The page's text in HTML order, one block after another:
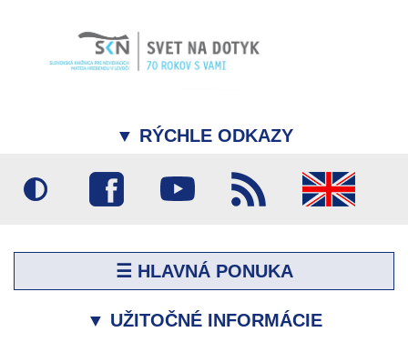
▼ RÝCHLE ODKAZY
☰ HLAVNÁ PONUKA
▼ UŽITOČNÉ INFORMÁCIE